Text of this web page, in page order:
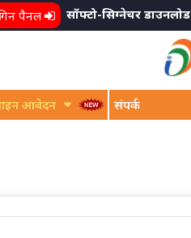
पैनल सॉफ्टो-सिग्नेचर डाउनलोड
आवेदन संपर्क